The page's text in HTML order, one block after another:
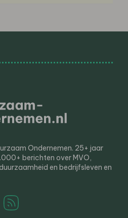
Ondernemen. 25+ jaar
berichten over MVO,
en bedrijfsleven en